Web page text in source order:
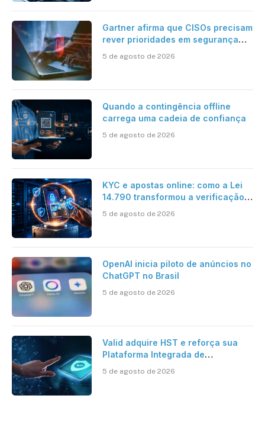
Gartner afirma que CISOs precisam
rever prioridades em segurança
desafios impostos pela Inteligência
5 de agosto de 2026
Quando a contingência offline
carrega uma cadeia de confiança
5 de agosto de 2026
KYC e apostas online: como a Lei
14.790 transformou a verificação
brasileiro
5 de agosto de 2026
OpenAI inicia piloto de anúncios no
ChatGPT no Brasil
5 de agosto de 2026
Valid adquire HST e reforça sua
Plataforma Integrada de
5 de agosto de 2026